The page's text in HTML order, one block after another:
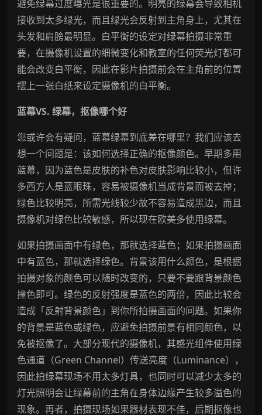
避免绿幕过度曝光是很重要的。明亮的绿幕会导致相机
接收到太多绿光，而且绿光会反射到主角身上，尤其在
头发和肩膀最明显。白平衡的设定对绿幕拍摄非常重
要，在摄像机设置的细微变化和教室的任何荧光灯都可
能会改变白平衡，因此在影片拍摄前会在主角前的位置
摆上一张白纸来设定摄像机的白平衡。
蓝幕VS. 绿幕，抠像哪个好
您或许会有疑问，蓝幕绿幕到底差在哪里？我们应该去
想一个问题是：该如何选择正确的抠像颜色。早期多用
蓝幕，因为蓝色是皮肤的补色对皮肤影响比较小，但许
多西方人是蓝眼珠，容易被摄像机当成背景而被去掉；
绿色比较明亮，所需光线较少故不容易造成黑边，而且
摄像机对绿色比较敏感，所以现在欧美多使用绿幕。
如果拍摄画面中有绿色，那就选择蓝色；如果拍摄画面
中有蓝色，那就选择绿色。背景该用什么颜色，是根据
拍摄对象的颜色可以随时改变的，只要不要跟背景颜色
撞色即可。绿色的反射强度是蓝色的两倍，因此比较会
造成「反射背景颜色」到你所拍摄画面的问题。如果你
的背景是蓝色或绿色，应避免拍摄前景有相同颜色，以
免被抠像了。大部分现代的摄像机，其感光组件使用绿
色通道（Green Channel）传送亮度（Luminance），
因此拍绿幕现场不用太多灯具，也同时可以减少太多的
灯光照明会让绿幕前的主角在身体边缘产生较多溢色的
现象。再者，拍摄现场如果器材表现不佳，后期抠像也